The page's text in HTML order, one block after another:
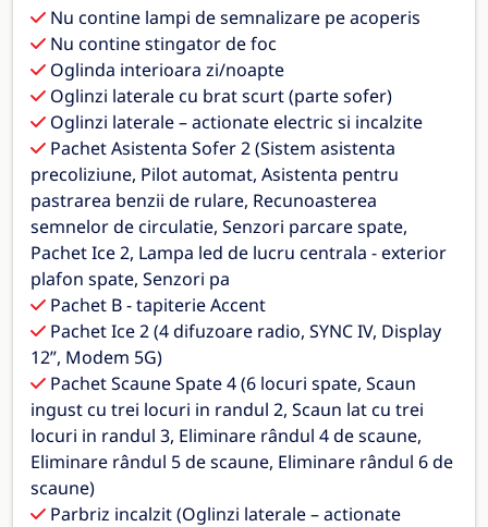
Nu contine lampi de semnalizare pe acoperis
Nu contine stingator de foc
Oglinda interioara zi/noapte
Oglinzi laterale cu brat scurt (parte sofer)
Oglinzi laterale – actionate electric si incalzite
Pachet Asistenta Sofer 2 (Sistem asistenta
precoliziune, Pilot automat, Asistenta pentru
pastrarea benzii de rulare, Recunoasterea
semnelor de circulatie, Senzori parcare spate,
Pachet Ice 2, Lampa led de lucru centrala - exterior
plafon spate, Senzori pa
Pachet B - tapiterie Accent
Pachet Ice 2 (4 difuzoare radio, SYNC IV, Display
12”, Modem 5G)
Pachet Scaune Spate 4 (6 locuri spate, Scaun
ingust cu trei locuri in randul 2, Scaun lat cu trei
locuri in randul 3, Eliminare rândul 4 de scaune,
Eliminare rândul 5 de scaune, Eliminare rândul 6 de
scaune)
Parbriz incalzit (Oglinzi laterale – actionate